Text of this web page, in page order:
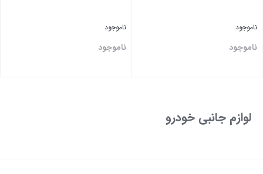
ناموجود
ناموجود
ناموجود
ناموجود
لوازم جانبی خودرو